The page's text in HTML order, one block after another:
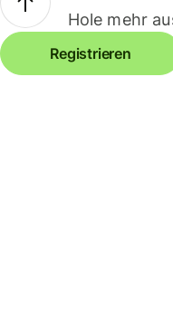
Hole mehr
Registrieren